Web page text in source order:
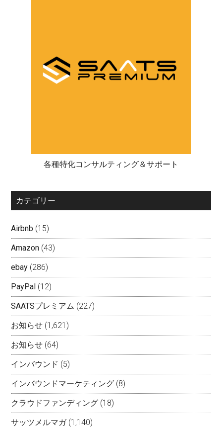
各種特化コンサルティング＆サポート
カテゴリー
Airbnb (15)
Amazon (43)
ebay (286)
PayPal (12)
SAATSプレミアム (227)
お知らせ (1,621)
お知らせ (64)
インバウンド (5)
インバウンドマーケティング (8)
クラウドファンディング (18)
サッツメルマガ(1,140)